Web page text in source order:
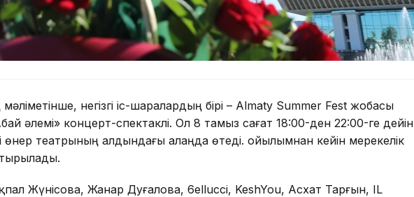
мәліметінше, негізгі іс-шаралардың бірі – Almaty Summer Fest жобасы
әлемі» концерт-спектаклі. Ол 8 тамыз сағат 18:00-ден 22:00-ге дейін
өнер театрының алдындағы алаңда өтеді. Қойылымнан кейін мерекелік
Жүнісова, Жанар Дуғалова, 6ellucci, KeshYou, Асхат Тарғын, IL